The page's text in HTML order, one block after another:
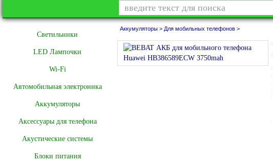
Cветильники
LED Лампочки
Wi-Fi
Автомобильная электроника
Аккумуляторы
Аксессуары для телефона
Акустические системы
Блоки питания
Аккумуляторы > Для мобильных телефонов >